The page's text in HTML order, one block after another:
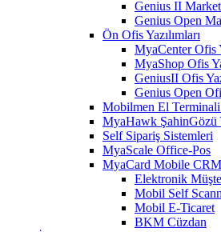
Genius II
Genius Open
Ön Ofis Yazılımları
MyaCenter Ofis
MyaShop Ofis
GeniusII Ofis
Genius Open
Mobilmen El Terminali
MyaHawk ŞahinGözü
Self Sipariş Sistemleri
MyaScale Office-Pos
MyaCard Mobile
Elektronik
Mobil Self
Mobil E-Ticaret
BKM Cüzdan